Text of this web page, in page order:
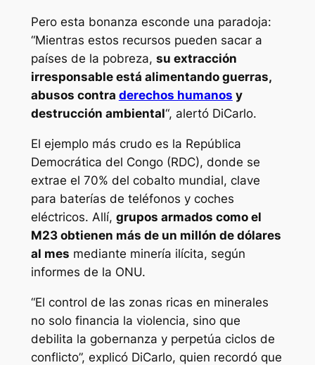
Pero esta bonanza esconde una paradoja:
“Mientras estos recursos pueden sacar a
países de la pobreza, su extracción
irresponsable está alimentando guerras,
abusos contra derechos humanos y
destrucción ambiental“, alertó DiCarlo.
El ejemplo más crudo es la República
Democrática del Congo (RDC), donde se
extrae el 70% del cobalto mundial, clave
para baterías de teléfonos y coches
eléctricos. Allí, grupos armados como el
M23 obtienen más de un millón de dólares
al mes mediante minería ilícita, según
informes de la ONU.
“El control de las zonas ricas en minerales
no solo financia la violencia, sino que
debilita la gobernanza y perpetúa ciclos de
conflicto”, explicó DiCarlo, quien recordó que